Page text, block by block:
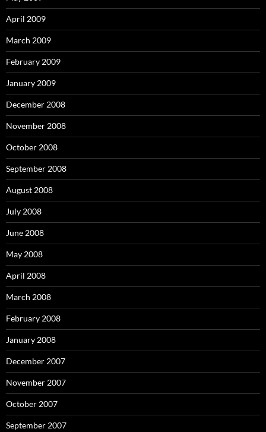
April 2009
March 2009
February 2009
January 2009
December 2008
November 2008
October 2008
September 2008
August 2008
July 2008
June 2008
May 2008
April 2008
March 2008
February 2008
January 2008
December 2007
November 2007
October 2007
September 2007